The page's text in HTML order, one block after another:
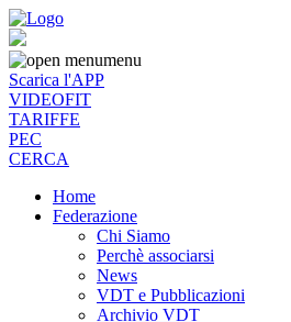
menu
Scarica l'APP
VIDEOFIT
TARIFFE
PEC
CERCA
Home
Federazione
Chi Siamo
Perchè associarsi
News
VDT e Pubblicazioni
Archivio VDT